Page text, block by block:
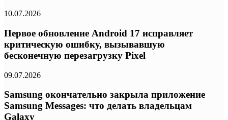
10.07.2026
Первое обновление Android 17 исправляет
критическую ошибку, вызывавшую
бесконечную перезагрузку Pixel
09.07.2026
Samsung окончательно закрыла приложение
Samsung Messages: что делать владельцам
Galaxy